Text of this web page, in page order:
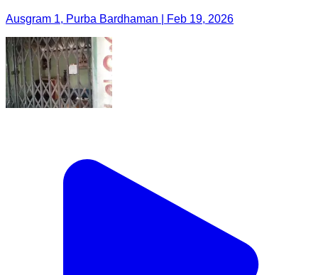
Ausgram 1, Purba Bardhaman | Feb 19, 2026